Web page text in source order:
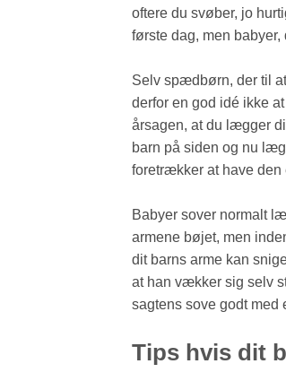
oftere du svøber, jo
første dag, men
Selv spædbørn, der til
derfor en god idé ikke
årsagen, at du lægger
barn på siden og nu
foretrækker at have
Babyer sover normalt
armene bøjet, men
dit barns arme kan
at han vækker sig selv
sagtens sove godt
Tips hvis dit